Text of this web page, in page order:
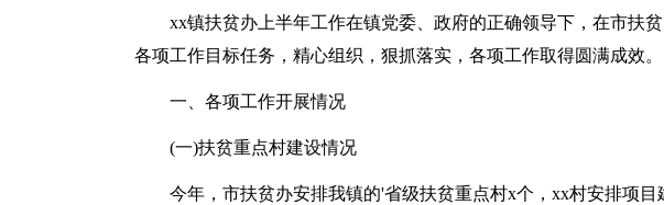
xx镇扶贫办上半年工作在镇党委、政府的正确领导下，在市扶
各项工作目标任务，精心组织，狠抓落实，各项工作取得圆满成效。
一、各项工作开展情况
(一)扶贫重点村建设情况
今年，市扶贫办安排我镇的'省级扶贫重点村x个，xx村安排项